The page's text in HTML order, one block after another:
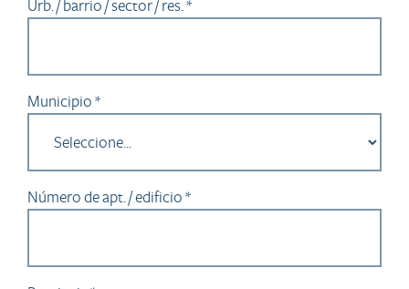
Urb. / barrio / sector / res. *
Municipio *
Número de apt. / edificio *